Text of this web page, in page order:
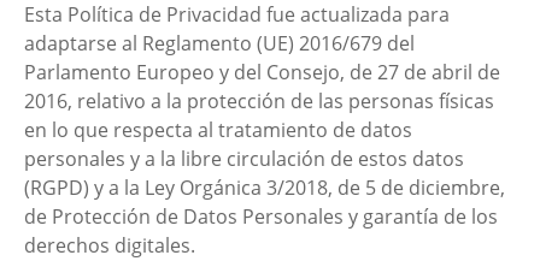
Esta Política de Privacidad fue actualizada para
adaptarse al Reglamento (UE) 2016/679 del
Parlamento Europeo y del Consejo, de 27 de abril de
2016, relativo a la protección de las personas físicas
en lo que respecta al tratamiento de datos
personales y a la libre circulación de estos datos
(RGPD) y a la Ley Orgánica 3/2018, de 5 de diciembre,
de Protección de Datos Personales y garantía de los
derechos digitales.